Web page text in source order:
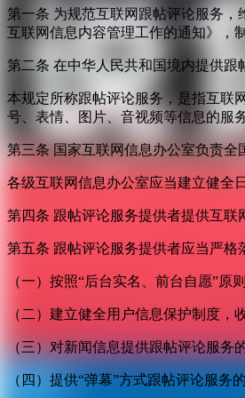
第一条 为规范互联网跟帖评论服务
互联网信息内容管理工作的通知》，
第二条 在中华人民共和国境内提供跟
本规定所称跟帖评论服务，是指互联
号、表情、图片、音视频等信息的服务
第三条 国家互联网信息办公室负责
各级互联网信息办公室应当建立健全
第四条 跟帖评论服务提供者提供互
第五条 跟帖评论服务提供者应当严格
（一）按照“后台实名、前台自愿”
（二）建立健全用户信息保护制度
（三）对新闻信息提供跟帖评论服务
（四）提供“弹幕”方式跟帖评论服务